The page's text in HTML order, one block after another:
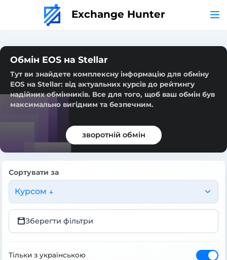
Exchange Hunter
Обмін EOS на Stellar
Тут ви знайдете комплексну інформацію для обміну
EOS на Stellar: від актуальних курсів до рейтингу
надійних обмінників. Все для того, щоб ваш обмін був
максимально вигідним та безпечним.
зворотній обмін
Сортувати за
Курсом ↓
Зберегти фільтри
Тільки з українською